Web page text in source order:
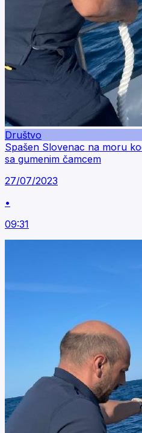
Društvo
Spašen Slovenac na moru
sa gumenim čamcem
27/07/2023
•
09:31